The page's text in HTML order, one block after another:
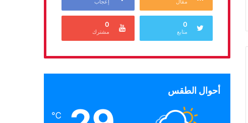
0
متابع
0
مشترك
أحوال الطقس
℃